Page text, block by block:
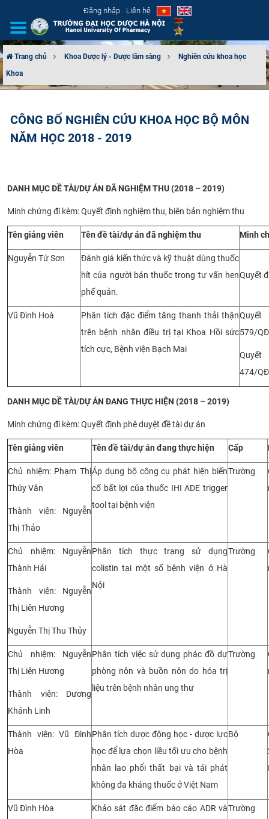
Đăng nhập Liên hệ
GIỚI THIỆU
TUYỂN SINH
ĐẢM BẢO CHẤT LƯỢNG
KHOA HỌC CÔNG NGHỆ
HTQT
CỰU NGƯỜI HỌC
Trang chủ Khoa Dược lý - Dược lâm sàng
Nghiên cứu khoa học
Khoa
CÔNG BỐ NGHIÊN CỨU KHOA HỌC BỘ MÔN
NĂM HỌC 2018 - 2019
DANH MỤC ĐỀ TÀI/DỰ ÁN ĐÃ NGHIỆM THU (2018 – 2019)
Minh chứng đi kèm: Quyết định nghiệm thu, biên bản nghiệm thu
Tên giảng viên Tên đề tài/dự án đã nghiệm thu Minh
Nguyễn Tứ Sơn
Đánh giá kiến thức và kỹ thuật dùng thuốc
hít của người bán thuốc trong tư vấn hen
phế quản.
Quyết
Vũ Đình Hoà
Phân tích đặc điểm tăng thanh thải thận
trên bệnh nhân điều trị tại Khoa Hồi sức
tích cực, Bệnh viện Bạch Mai
579/
474/
DANH MỤC ĐỀ TÀI/DỰ ÁN ĐANG THỰC HIỆN (2018 – 2019)
Minh chứng đi kèm: Quyết định phê duyệt đề tài dự án
Tên giảng viên Tên đề tài/dự án đang thực hiện Cấp
Chủ nhiệm: Phạm Thị
Thúy Vân
Thành viên: Nguyễn
Thị Thảo
Áp dụng bộ công cụ phát hiện biến
cố bất lợi của thuốc IHI ADE trigger
tool tại bệnh viện
Trường
Chủ nhiệm: Nguyễn
Thành Hải
Thành viên: Nguyễn
Thị Liên Hương
Nguyễn Thị Thu Thủy
Phân tích thực trạng sử dụng
colistin tại một số bệnh viện ở Hà
Nội
Trường
Chủ nhiệm: Nguyễn
Thị Liên Hương
Thành viên: Dương
Khánh Linh
Phân tích việc sử dụng phác đồ dự
phòng nôn và buồn nôn do hóa trị
liệu trên bệnh nhân ung thư
Trường
Thành viên: Vũ Đình
Hòa
Phân tích dược động học - dược lực
học để lựa chọn liều tối ưu cho bệnh
nhân lao phổi thất bại và tái phát
không đa kháng thuốc ở Việt Nam
Bộ
Vũ Đình Hòa
Khảo sát đặc điểm báo cáo ADR vàTrường